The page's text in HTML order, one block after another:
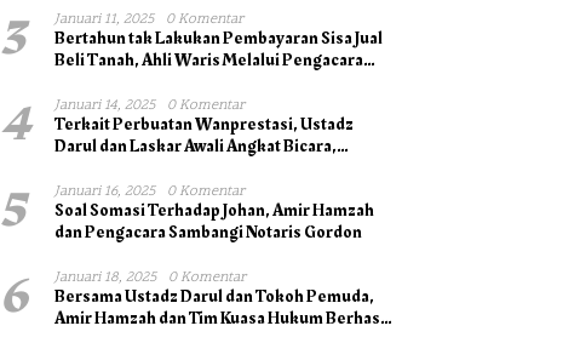
3 Januari 11, 2025 0 Komentar
Bertahun tak Lakukan Pembayaran Sisa Jual
Beli Tanah, Ahli Waris Melalui Pengacara
4 Januari 14, 2025 0 Komentar
Terkait Perbuatan Wanprestasi, Ustadz
Darul dan Laskar Awali Angkat Bicara,
5 Januari 16, 2025 0 Komentar
Soal Somasi Terhadap Johan, Amir Hamzah
dan Pengacara Sambangi Notaris Gordon
6 Januari 18, 2025 0 Komentar
Bersama Ustadz Darul dan Tokoh Pemuda,
Amir Hamzah dan Tim Kuasa Hukum Berhasil